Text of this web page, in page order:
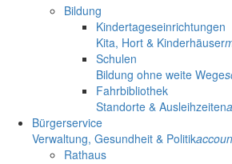
Bildung
Kindertageseinrichtungen
Kita, Hort & Kinderhäuser
Schulen
Bildung ohne weite Wege
Fahrbibliothek
Standorte & Ausleihzeiten
Bürgerservice
Verwaltung, Gesundheit & Politik
Rathaus